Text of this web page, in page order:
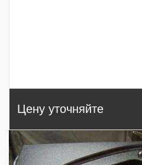
Цену уточняйте